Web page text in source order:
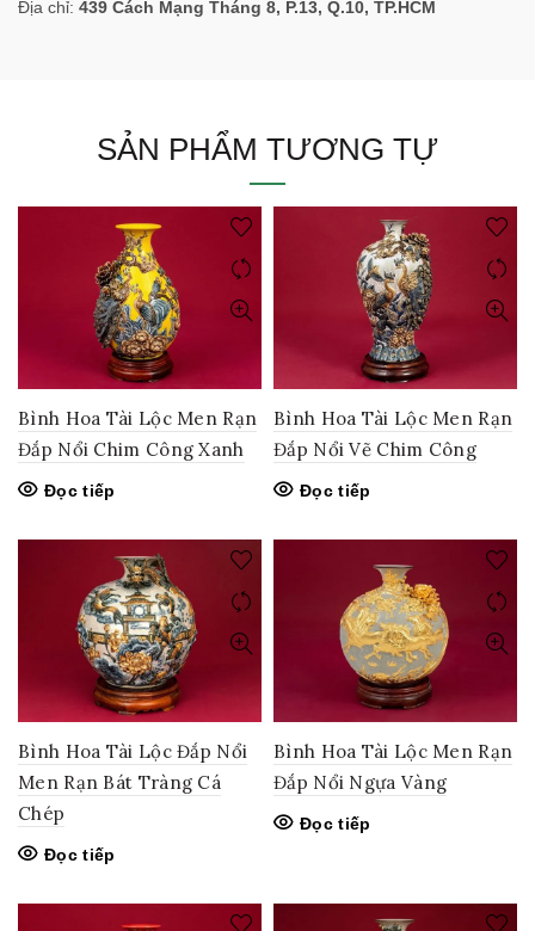
Địa chỉ: 439 Cách Mạng Tháng 8, P.13, Q.10, TP.HCM
SẢN PHẨM TƯƠNG TỰ
Bình Hoa Tài Lộc Men Rạn
Đắp Nổi Chim Công Xanh
Đọc tiếp
Bình Hoa Tài Lộc Men Rạn
Đắp Nổi Vẽ Chim Công
Đọc tiếp
Bình Hoa Tài Lộc Đắp Nổi
Men Rạn Bát Tràng Cá
Chép
Đọc tiếp
Bình Hoa Tài Lộc Men Rạn
Đắp Nổi Ngựa Vàng
Đọc tiếp